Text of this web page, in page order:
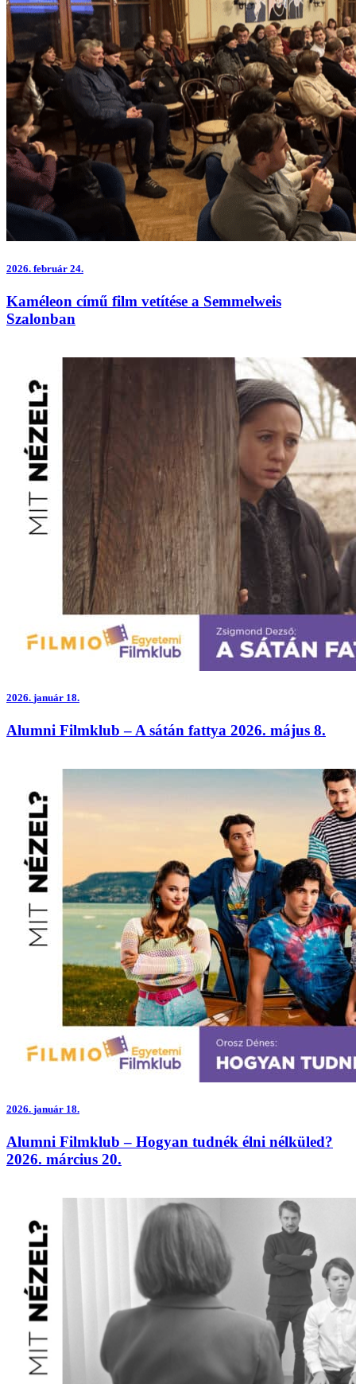
2026. február 24.
Kaméleon című film vetítése a Semmelweis
Szalonban
2026. január 18.
Alumni Filmklub – A sátán fattya 2026. május 8.
2026. január 18.
Alumni Filmklub – Hogyan tudnék élni nélküled?
2026. március 20.